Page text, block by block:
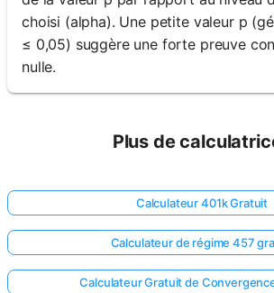
choisi (alpha). Une petite valeur p
≤ 0,05) suggère une forte preuve
nulle.
Plus de
Calculateur 401k Gratuit
Calculateur de régime 457
Calculateur Gratuit de